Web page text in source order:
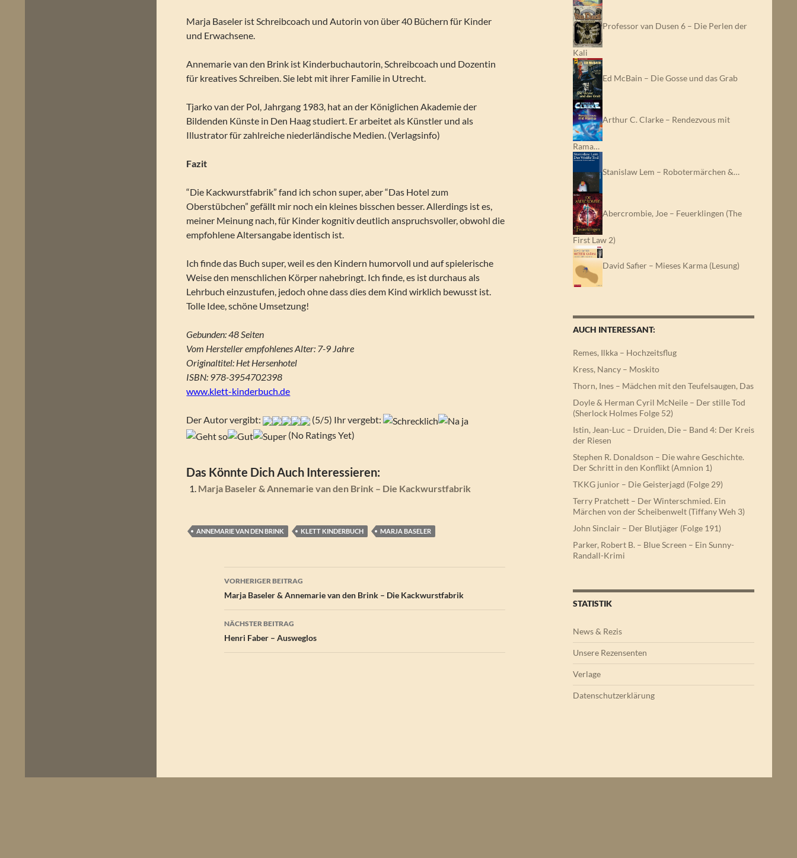
Marja Baseler ist Schreibcoach und Autorin von über 40 Büchern für Kinder
und Erwachsene.
Annemarie van den Brink ist Kinderbuchautorin, Schreibcoach und Dozentin
für kreatives Schreiben. Sie lebt mit ihrer Familie in Utrecht.
Tjarko van der Pol, Jahrgang 1983, hat an der Königlichen Akademie der
Bildenden Künste in Den Haag studiert. Er arbeitet als Künstler und als
Illustrator für zahlreiche niederländische Medien. (Verlagsinfo)
Fazit
“Die Kackwurstfabrik” fand ich schon super, aber “Das Hotel zum
Oberstübchen” gefällt mir noch ein kleines bisschen besser. Allerdings ist es,
meiner Meinung nach, für Kinder kognitiv deutlich anspruchsvoller, obwohl die
empfohlene Altersangabe identisch ist.
Ich finde das Buch super, weil es den Kindern humorvoll und auf spielerische
Weise den menschlichen Körper nahebringt. Ich finde, es ist durchaus als
Lehrbuch einzustufen, jedoch ohne dass dies dem Kind wirklich bewusst ist.
Tolle Idee, schöne Umsetzung!
Gebunden: 48 Seiten
Vom Hersteller empfohlenes Alter: 7-9 Jahre
Originaltitel: Het Hersenhotel
ISBN: 978-3954702398
www.klett-kinderbuch.de
Der Autor vergibt:
(5/5) Ihr vergebt:
(No Ratings Yet)
Das Könnte Dich Auch Interessieren:
Marja Baseler & Annemarie van den Brink – Die Kackwurstfabrik
ANNEMARIE VAN DEN BRINK KLETT KINDERBUCH MARJA BASELER
Beitragsnavigation
VORHERIGER BEITRAG
Marja Baseler & Annemarie van den Brink – Die Kackwurstfabrik
NÄCHSTER BEITRAG
Henri Faber – Ausweglos
Professor van Dusen 6 – Die Perlen der
Kali
Ed McBain – Die Gosse und das Grab
Arthur C. Clarke – Rendezvous mit
Rama…
Stanislaw Lem – Robotermärchen &…
Abercrombie, Joe – Feuerklingen (The
First Law 2)
David Safier – Mieses Karma (Lesung)
AUCH INTERESSANT:
Remes, Ilkka – Hochzeitsflug
Kress, Nancy – Moskito
Thorn, Ines – Mädchen mit den Teufelsaugen, Das
Doyle & Herman Cyril McNeile – Der stille Tod
(Sherlock Holmes Folge 52)
Istin, Jean-Luc – Druiden, Die – Band 4: Der Kreis
der Riesen
Stephen R. Donaldson – Die wahre Geschichte.
Der Schritt in den Konflikt (Amnion 1)
TKKG junior – Die Geisterjagd (Folge 29)
Terry Pratchett – Der Winterschmied. Ein
Märchen von der Scheibenwelt (Tiffany Weh 3)
John Sinclair – Der Blutjäger (Folge 191)
Parker, Robert B. – Blue Screen – Ein Sunny-
Randall-Krimi
STATISTIK
News & Rezis
Unsere Rezensenten
Verlage
Datenschutzerklärung